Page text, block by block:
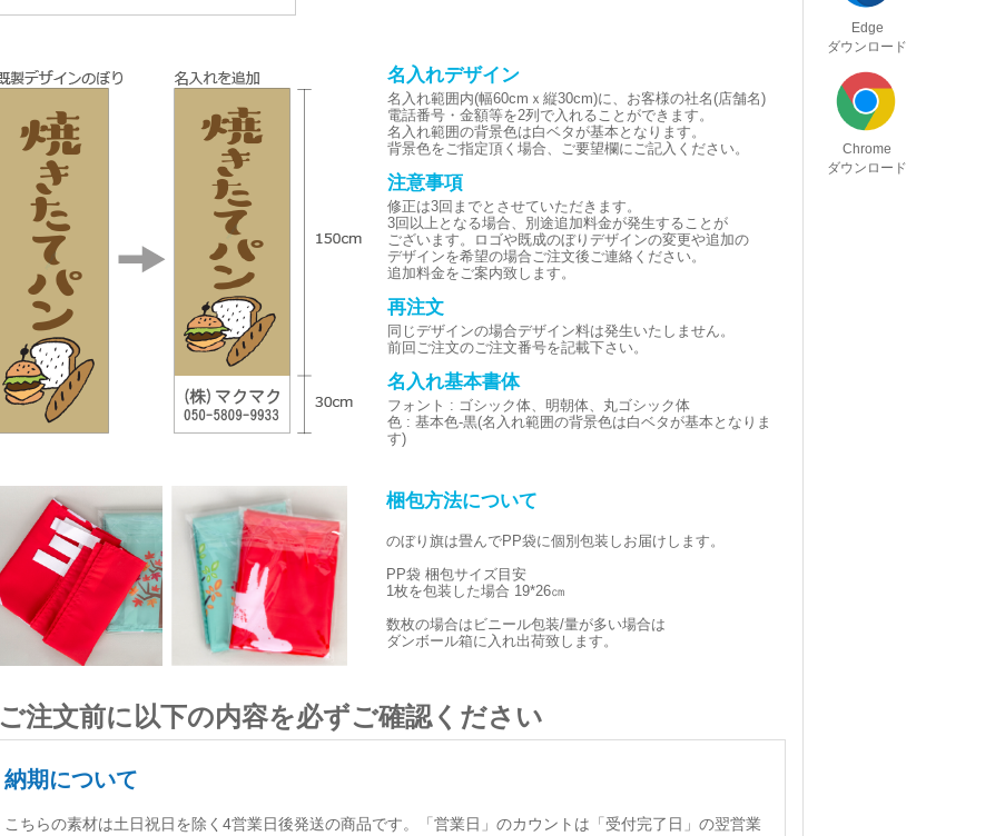
Edge
ダウンロード
Chrome
ダウンロード
名入れデザイン
名入れ範囲内(幅60cmｘ縦30cm)に、お客様の社名(店舗名)
電話番号・金額等を2列で入れることができます。
名入れ範囲の背景色は白ベタが基本となります。
背景色をご指定頂く場合、ご要望欄にご記入ください。
注意事項
修正は3回までとさせていただきます。
3回以上となる場合、別途追加料金が発生することが
ございます。ロゴや既成のぼりデザインの変更や追加の
デザインを希望の場合ご注文後ご連絡ください。
追加料金をご案内致します。
再注文
同じデザインの場合デザイン料は発生いたしません。
前回ご注文のご注文番号を記載下さい。
名入れ基本書体
フォント : ゴシック体、明朝体、丸ゴシック体
色 : 基本色-黒(名入れ範囲の背景色は白ベタが基本となりま
す)
梱包方法について
のぼり旗は畳んでPP袋に個別包装しお届けします。
PP袋 梱包サイズ目安
1枚を包装した場合 19*26㎝
数枚の場合はビニール包装/量が多い場合は
ダンボール箱に入れ出荷致します。
ご注文前に以下の内容を必ずご確認ください
納期について
こちらの素材は土日祝日を除く4営業日後発送の商品です。「営業日」のカウントは「受付完了日」の翌営業